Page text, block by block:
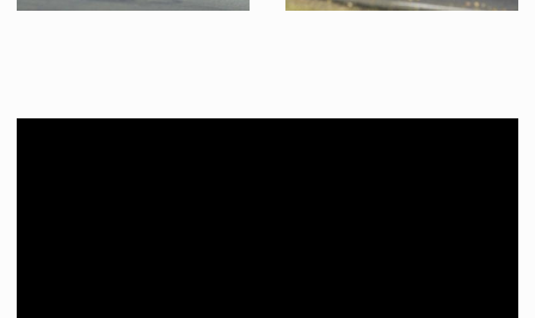
Voiture de course originale LEADER ROUGE N°22 Voiture de course originale VAILLANTE BLEU N°10